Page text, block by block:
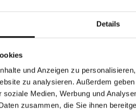
Details
und Anzeigen zu
zu analysieren. Außerdem
Medien, Werbung und
zusammen, die Sie ihnen